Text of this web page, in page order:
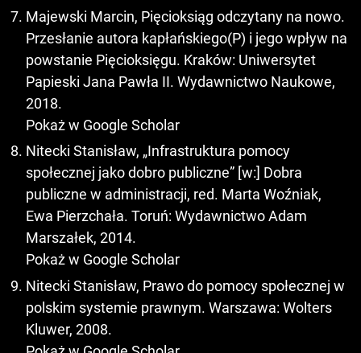
Majewski Marcin, Pięcioksiąg odczytany na nowo.
Przesłanie autora kapłańskiego(P) i jego wpływ na
powstanie Pięcioksięgu. Kraków: Uniwersytet
Papieski Jana Pawła II. Wydawnictwo Naukowe,
2018.
Pokaż w Google Scholar
Nitecki Stanisław, „Infrastruktura pomocy
społecznej jako dobro publiczne” [w:] Dobra
publiczne w administracji, red. Marta Woźniak,
Ewa Pierzchała. Toruń: Wydawnictwo Adam
Marszałek, 2014.
Pokaż w Google Scholar
Nitecki Stanisław, Prawo do pomocy społecznej w
polskim systemie prawnym. Warszawa: Wolters
Kluwer, 2008.